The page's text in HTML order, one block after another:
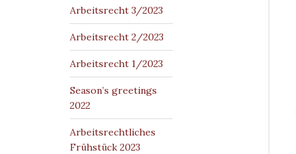
Arbeitsrecht 3/2023
Arbeitsrecht 2/2023
Arbeitsrecht 1/2023
Season’s greetings
2022
Arbeitsrechtliches
Frühstück 2023